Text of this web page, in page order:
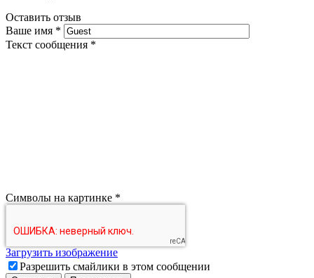
Оставить отзыв
Ваше имя *
Текст сообщения *
Символы на картинке *
Загрузить изображение
Разрешить смайлики в этом сообщении